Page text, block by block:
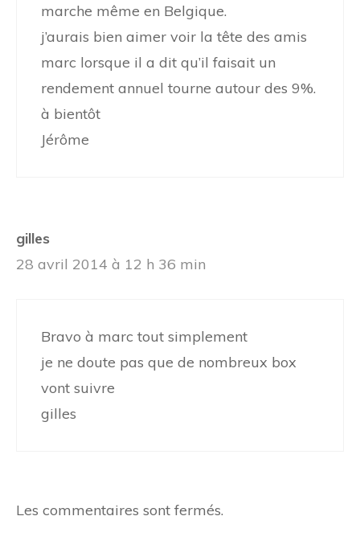
marche même en Belgique.
j’aurais bien aimer voir la tête des amis
marc lorsque il a dit qu’il faisait un
rendement annuel tourne autour des 9%.
à bientôt
Jérôme
gilles
28 avril 2014 à 12 h 36 min
Bravo à marc tout simplement
je ne doute pas que de nombreux box
vont suivre
gilles
Les commentaires sont fermés.